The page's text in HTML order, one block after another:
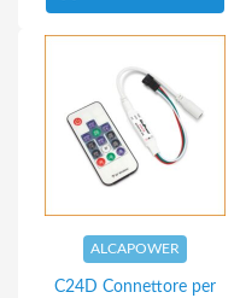
ALCAPOWER
C24D Connettore per